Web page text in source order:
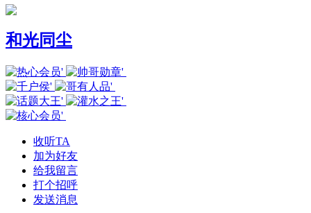
和光同尘
收听TA
加为好友
给我留言
打个招呼
发送消息